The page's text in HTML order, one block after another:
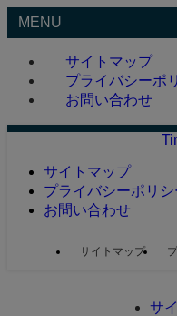
MENU
サイトマップ
プライバシーポ
お問い合わせ
サイトマップ
プライバシーポリシ
お問い合わせ
サイトマップ
サ